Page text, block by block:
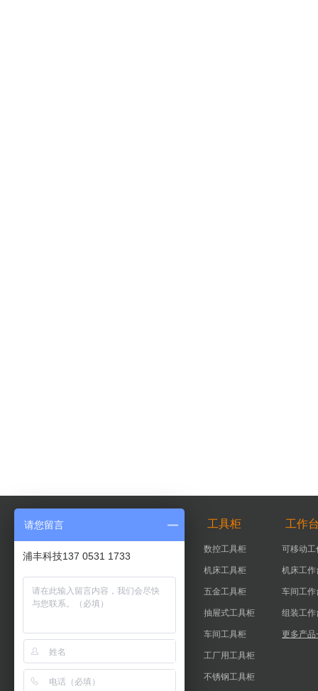
工具柜 工作
实验室智能柜
更多产品+
数控工具柜
机床工具柜
五金工具柜
抽屉式工具柜
车间工具柜
工厂用工具柜
不锈钢工具柜
可移动工
机床工作
车间工作
组装工作
更多产品
请您留言
浦丰科技137 0531 1733